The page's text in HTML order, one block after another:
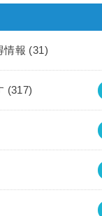
情報 (31)
(317)